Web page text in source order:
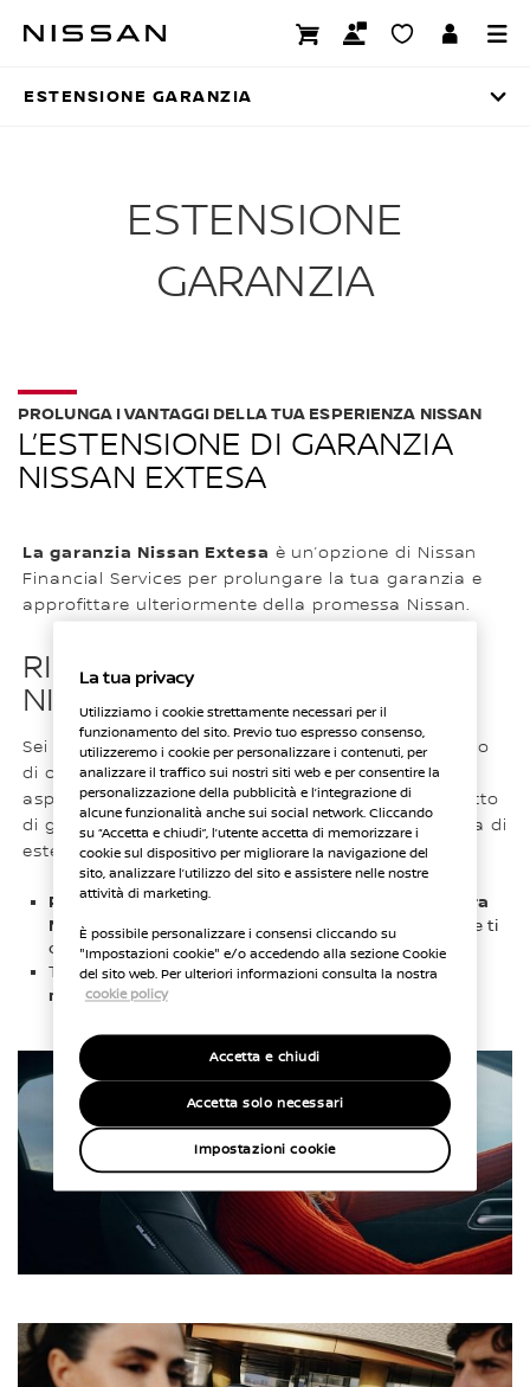
ESTENSIONE GARANZIA
ESTENSIONE GARANZIA
ESTENSIONE
GARANZIA​
L’ESTENSIONE DI GARANZIA
NISSAN EXTESA
PROLUNGA I VANTAGGI DELLA TUA ESPERIENZA NISSAN
La garanzia Nissan Extesa è un’opzione di Nissan
Financial Services per prolungare la tua garanzia e
approfittare ulteriormente della promessa Nissan.
RINNOVA L’ESPERIENZA
NISSAN CON EXTESA
Sei soddisfatto della tua Nissan e del tuo pacchetto
di opzioni e servizi? Allora ti consigliamo di non
aspettare oltre e, prima della scadenza del contratto
di garanzia del tuo veicolo, sottoscrivere la formula di
estensione Extesa per:
Prolungare la durata della garanzia della tua vettura
Nissan
e continuare a usufruire di tutti i vantaggi che ti
offre.
Tutelarti in caso di spese impreviste legate aguasti
meccanici o elettrici.
La tua privacy
Utilizziamo i cookie strettamente necessari per il
funzionamento del sito. Previo tuo espresso consenso,
utilizzeremo i cookie per personalizzare i contenuti, per
analizzare il traffico sui nostri siti web e per consentire la
personalizzazione della pubblicità e l’integrazione di
alcune funzionalità anche sui social network. Cliccando
su “Accetta e chiudi”, l’utente accetta di memorizzare i
cookie sul dispositivo per migliorare la navigazione del
sito, analizzare l’utilizzo del sito e assistere nelle nostre
attività di marketing.
È possibile personalizzare i consensi cliccando su
"Impostazioni cookie" e/o accedendo alla sezione Cookie
del sito web. Per ulteriori informazioni consulta la nostra
cookie policy
Accetta solo necessari
Accetta e chiudi
Impostazioni cookie